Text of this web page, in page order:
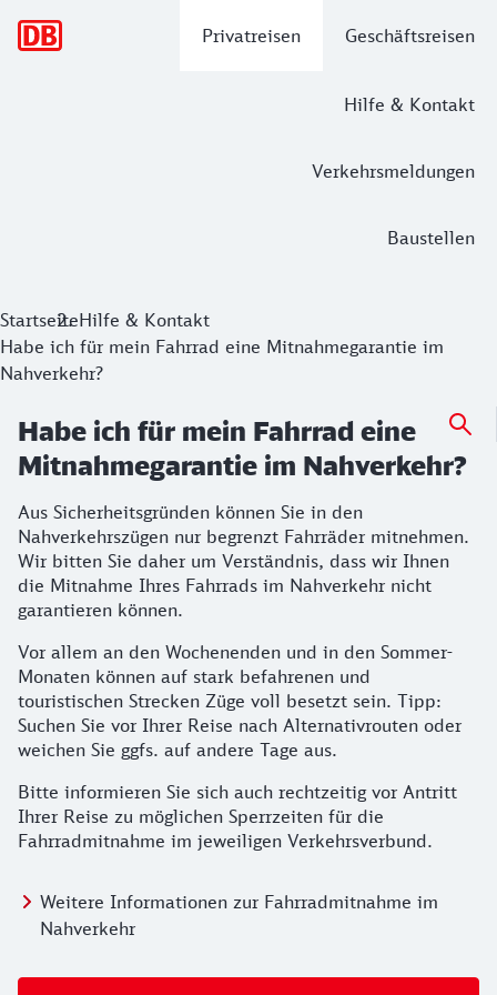
Privatreisen Geschäftsreisen
Hilfe & Kontakt
Verkehrsmeldungen
Baustellen
StartseiteHilfe & Kontakt
Habe ich für mein Fahrrad eine Mitnahmegarantie im
Nahverkehr?
Habe ich für mein Fahrrad eine
Mitnahmegarantie im Nahverkehr?
Aus Sicherheitsgründen können Sie in den
Nahverkehrszügen nur begrenzt Fahrräder mitnehmen.
Wir bitten Sie daher um Verständnis, dass wir Ihnen
die Mitnahme Ihres Fahrrads im Nahverkehr nicht
garantieren können.
Vor allem an den Wochenenden und in den Sommer-
Monaten können auf stark befahrenen und
touristischen Strecken Züge voll besetzt sein. Tipp:
Suchen Sie vor Ihrer Reise nach Alternativrouten oder
weichen Sie ggfs. auf andere Tage aus.
Bitte informieren Sie sich auch rechtzeitig vor Antritt
Ihrer Reise zu möglichen Sperrzeiten für die
Fahrradmitnahme im jeweiligen Verkehrsverbund.
Weitere Informationen zur Fahrradmitnahme im
Nahverkehr